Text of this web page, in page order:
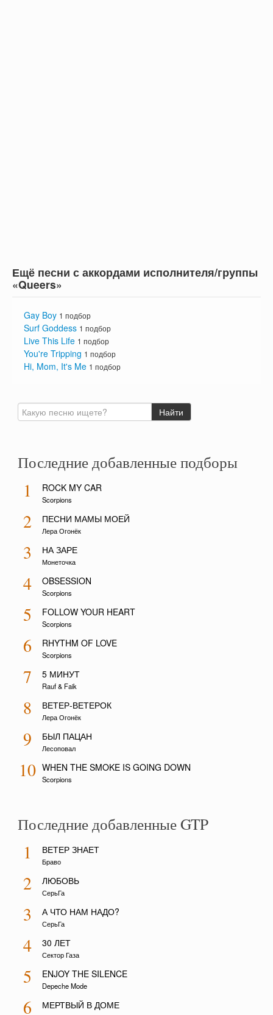
Ещё песни с аккордами исполнителя/группы
«Queers»
Gay Boy 1 подбор
Surf Goddess 1 подбор
Live This Life 1 подбор
You're Tripping 1 подбор
Hi, Mom, It's Me 1 подбор
Последние добавленные подборы
1 ROCK MY CAR
Scorpions
2 ПЕСНИ МАМЫ МОЕЙ
Лера Огонёк
3 НА ЗАРЕ
Монеточка
4 OBSESSION
Scorpions
5 FOLLOW YOUR HEART
Scorpions
6 RHYTHM OF LOVE
Scorpions
7 5 МИНУТ
Rauf & Faik
8 ВЕТЕР-ВЕТЕРОК
Лера Огонёк
9 БЫЛ ПАЦАН
Лесоповал
10 WHEN THE SMOKE IS GOING DOWN
Scorpions
Последние добавленные GTP
1 ВЕТЕР ЗНАЕТ
Браво
2 ЛЮБОВЬ
СерьГа
3 А ЧТО НАМ НАДО?
СерьГа
4 30 ЛЕТ
Сектор Газа
5 ENJOY THE SILENCE
Depeche Mode
6 МЕРТВЫЙ В ДОМЕ